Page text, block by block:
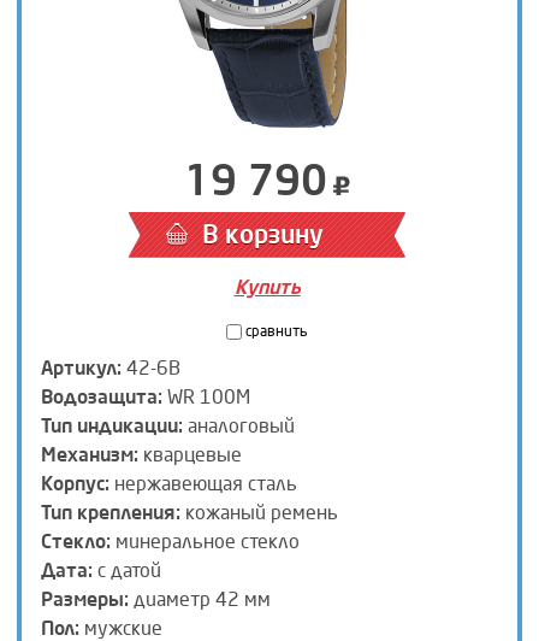
19 790
В корзину
Купить
сравнить
Артикул: 42-6B
Водозащита: WR 100M
Тип индикации: аналоговый
Механизм: кварцевые
Корпус: нержавеющая сталь
Тип крепления: кожаный ремень
Стекло: минеральное стекло
Дата: с датой
Размеры: диаметр 42 мм
Пол: мужские